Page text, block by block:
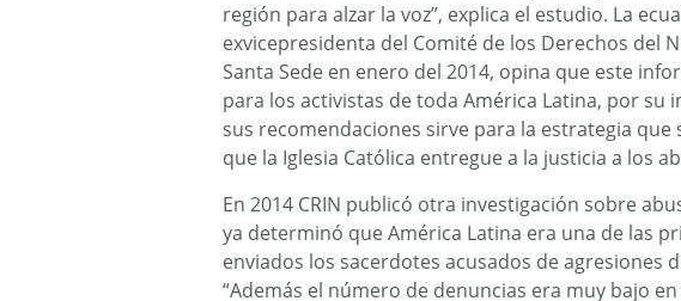
región para alzar la voz”, explica el estudio. La
exvicepresidenta del Comité de los Derechos del
Santa Sede en enero del 2014, opina que este
para los activistas de toda América Latina, por su
sus recomendaciones sirve para la estrategia
que la Iglesia Católica entregue a la justicia a los
En 2014 CRIN publicó otra investigación sobre
ya determinó que América Latina era una de las
enviados los sacerdotes acusados de agresiones
“Además el número de denuncias era muy bajo